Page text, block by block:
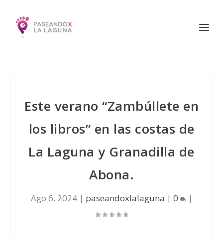
Este verano “Zambúllete en
los libros” en las costas de
La Laguna y Granadilla de
Abona.
Ago 6, 2024| paseandoxlalaguna | 0 |